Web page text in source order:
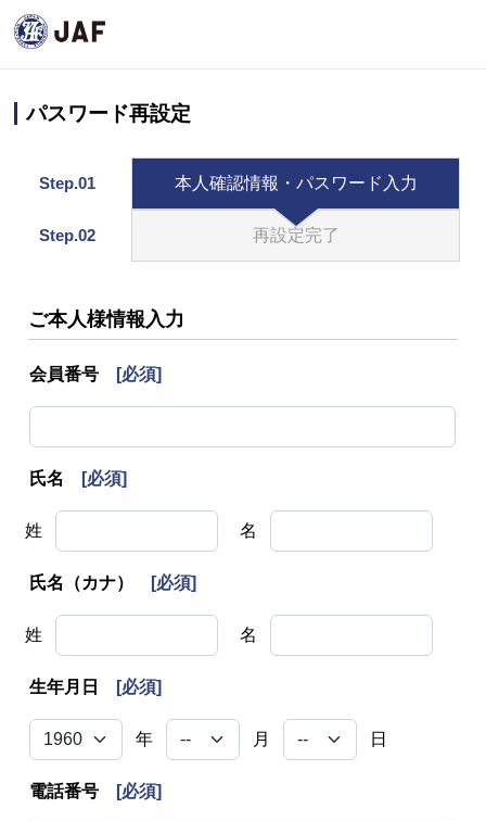
パスワード再設定
Step.01 本人確認情報・パスワード入力
Step.02 再設定完了
ご本人様情報入力
会員番号 [必須]
氏名 [必須]
姓 名
氏名（カナ） [必須]
姓 名
生年月日 [必須]
年 月 日
電話番号 [必須]